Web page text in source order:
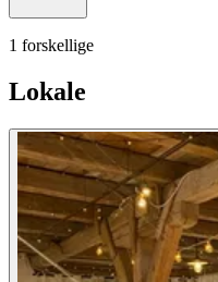
1 forskellige
Lokale